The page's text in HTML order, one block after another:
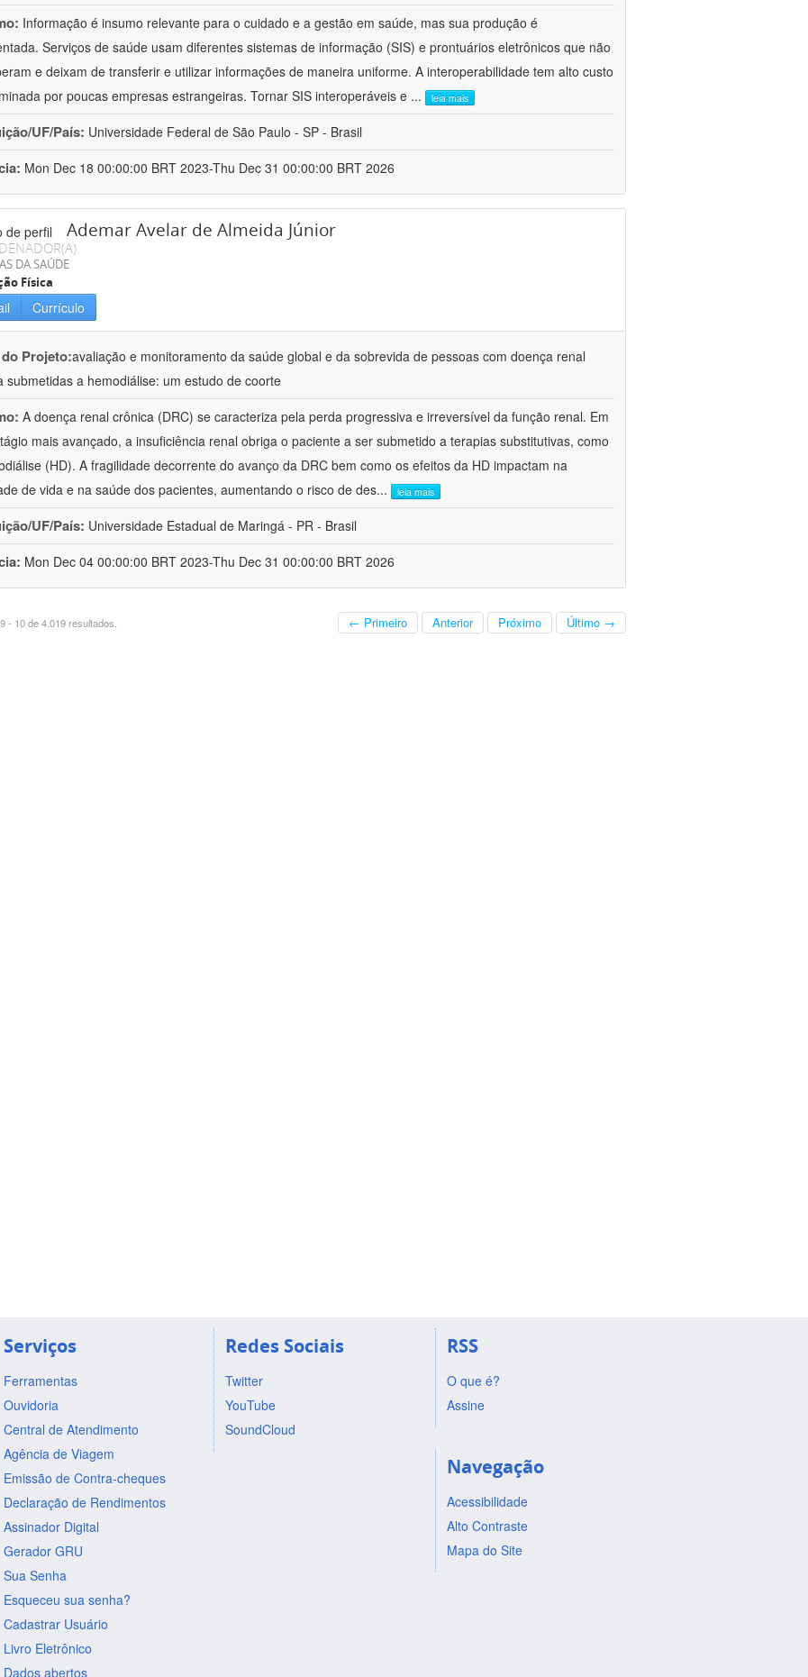
Informação é insumo relevante para o cuidado e a gestão em saúde, mas sua produção é
Serviços de saúde usam diferentes sistemas de informação (SIS) e prontuários eletrônicos que não
e deixam de transferir e utilizar informações de maneira uniforme. A interoperabilidade tem alto custo
por poucas empresas estrangeiras. Tornar SIS interoperáveis e ... leia mais
UF/País: Universidade Federal de São Paulo - SP - Brasil
Mon Dec 18 00:00:00 BRT 2023-Thu Dec 31 00:00:00 BRT 2026
Ademar Avelar de Almeida Júnior
DA SAÚDE
Física
Currículo
Projeto:avaliação e monitoramento da saúde global e da sobrevida de pessoas com doença renal
submetidas a hemodiálise: um estudo de coorte
A doença renal crônica (DRC) se caracteriza pela perda progressiva e irreversível da função renal. Em
mais avançado, a insuficiência renal obriga o paciente a ser submetido a terapias substitutivas, como
(HD). A fragilidade decorrente do avanço da DRC bem como os efeitos da HD impactam na
de vida e na saúde dos pacientes, aumentando o risco de des... leia mais
UF/País: Universidade Estadual de Maringá - PR - Brasil
Mon Dec 04 00:00:00 BRT 2023-Thu Dec 31 00:00:00 BRT 2026
- 10 de 4.019 resultados. ← Primeiro Anterior Próximo Último →
Serviços
Ferramentas
Ouvidoria
Central de Atendimento
Agência de Viagem
Emissão de Contra-cheques
Declaração de Rendimentos
Assinador Digital
Gerador GRU
Sua Senha
Esqueceu sua senha?
Cadastrar Usuário
Livro Eletrônico
Dados abertos
Redes Sociais
Twitter
YouTube
SoundCloud
RSS
O que é?
Assine
Navegação
Acessibilidade
Alto Contraste
Mapa do Site